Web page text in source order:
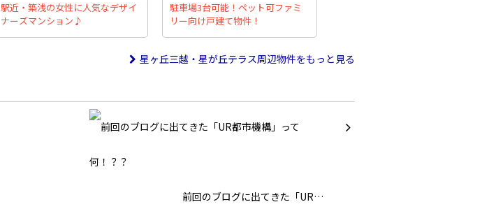
駅近・築浅の女性に人気なデザイ
ナーズマンション♪
駐車場3台可能！ペット可ファミ
リー向け戸建て物件！
星ヶ丘三越・星が丘テラス周辺物件をもっと見る
前回のブログに出てきた「UR…